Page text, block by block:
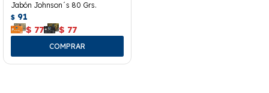
Jabón Johnson´s 80 Grs.
$ 91
$ 77 $ 77